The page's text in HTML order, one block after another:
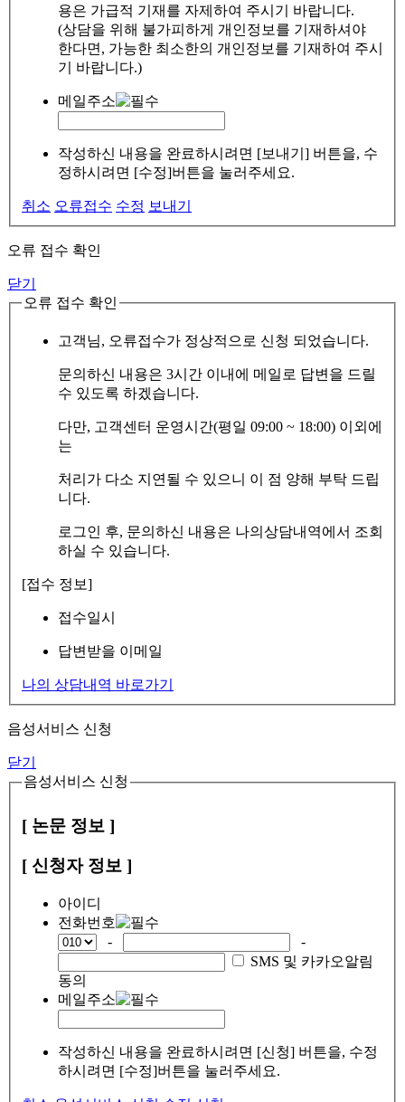
용은 가급적 기재를 자제하여 주시기 바랍니다.
(상담을 위해 불가피하게 개인정보를 기재하셔야
한다면, 가능한 최소한의 개인정보를 기재하여 주시
기 바랍니다.)
메일주소
작성하신 내용을 완료하시려면 [보내기] 버튼을, 수
정하시려면 [수정]버튼을 눌러주세요.
취소 오류접수 수정 보내기
오류 접수 확인
닫기
오류 접수 확인
고객님, 오류접수가 정상적으로 신청 되었습니다.
문의하신 내용은 3시간 이내에 메일로 답변을 드릴
수 있도록 하겠습니다.
다만, 고객센터 운영시간(평일 09:00 ~ 18:00) 이외에
는
처리가 다소 지연될 수 있으니 이 점 양해 부탁 드립
니다.
로그인 후, 문의하신 내용은 나의상담내역에서 조회
하실 수 있습니다.
[접수 정보]
접수일시
답변받을 이메일
나의 상담내역 바로가기
음성서비스 신청
닫기
음성서비스 신청
[ 논문 정보 ]
[ 신청자 정보 ]
아이디
전화번호
-
-
SMS 및 카카오알림
동의
메일주소
작성하신 내용을 완료하시려면 [신청] 버튼을, 수정
하시려면 [수정]버튼을 눌러주세요.